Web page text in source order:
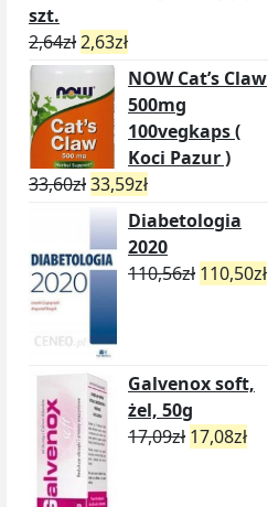
szt.
2,64zł2,63zł
NOW Cat’s Claw
500mg
100vegkaps (
Koci Pazur )
33,60zł33,59zł
Diabetologia
2020
110,56zł 110,50zł
Galvenox soft,
żel, 50g
17,09zł 17,08zł